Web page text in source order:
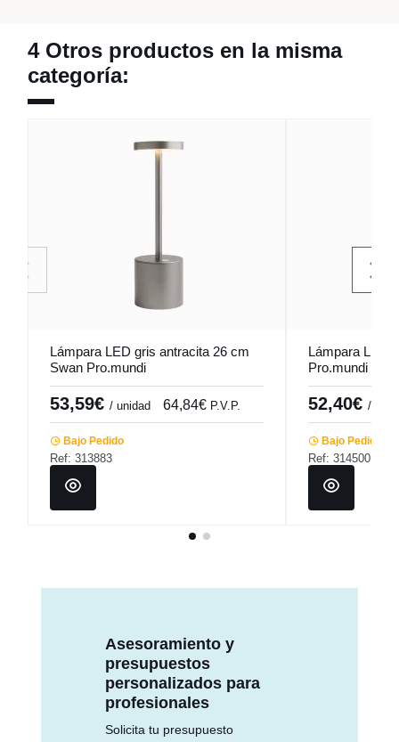
4 Otros productos en la misma
categoría:
Lámpara LED gris antracita 26 cm
Swan Pro.mundi
53,59€ / unidad 64,84€ P.V.P.
Bajo Pedido
Ref: 313883
Lámpara LED
Pro.mundi
52,40€ /
Bajo Pedido
Ref: 314500
Asesoramiento y
presupuestos
personalizados para
profesionales
Solicita tu presupuesto